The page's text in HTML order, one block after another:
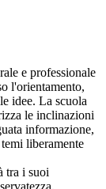
e professionale
l'orientamento,
idee. La scuola
le inclinazioni
informazione,
liberamente
tra i suoi